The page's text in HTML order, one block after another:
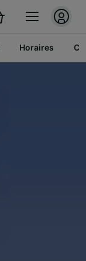
Horaires